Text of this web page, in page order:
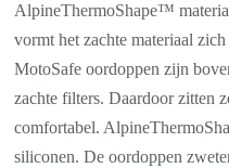
AlpineThermoShape™
vormt het zachte materiaal
MotoSafe oordoppen zijn
zachte filters. Daardoor zitten
comfortabel.
siliconen. De oordoppen